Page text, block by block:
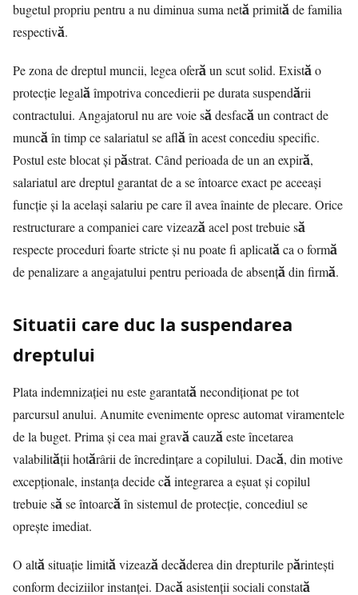
bugetul propriu pentru a nu diminua suma netă primită de familia
respectivă.
Pe zona de dreptul muncii, legea oferă un scut solid. Există o
protecție legală împotriva concedierii pe durata suspendării
contractului. Angajatorul nu are voie să desfacă un contract de
muncă în timp ce salariatul se află în acest concediu specific.
Postul este blocat și păstrat. Când perioada de un an expiră,
salariatul are dreptul garantat de a se întoarce exact pe aceeași
funcție și la același salariu pe care îl avea înainte de plecare. Orice
restructurare a companiei care vizează acel post trebuie să
respecte proceduri foarte stricte și nu poate fi aplicată ca o formă
de penalizare a angajatului pentru perioada de absență din firmă.
Situatii care duc la suspendarea
dreptului
Plata indemnizației nu este garantată necondiționat pe tot
parcursul anului. Anumite evenimente opresc automat viramentele
de la buget. Prima și cea mai gravă cauză este încetarea
valabilității hotărârii de încredințare a copilului. Dacă, din motive
excepționale, instanța decide că integrarea a eșuat și copilul
trebuie să se întoarcă în sistemul de protecție, concediul se
oprește imediat.
O altă situație limită vizează decăderea din drepturile părintești
conform deciziilor instanței. Dacă asistenții sociali constată